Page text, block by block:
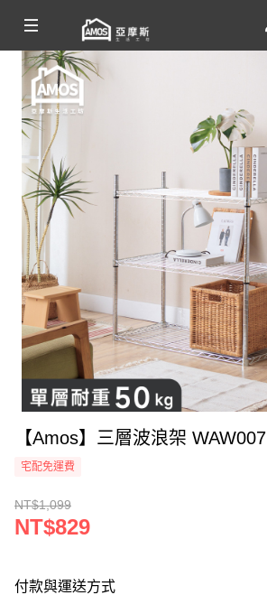
【Amos】三層波浪架 WAW007
宅配免運費
NT$1,099
NT$829
付款與運送方式